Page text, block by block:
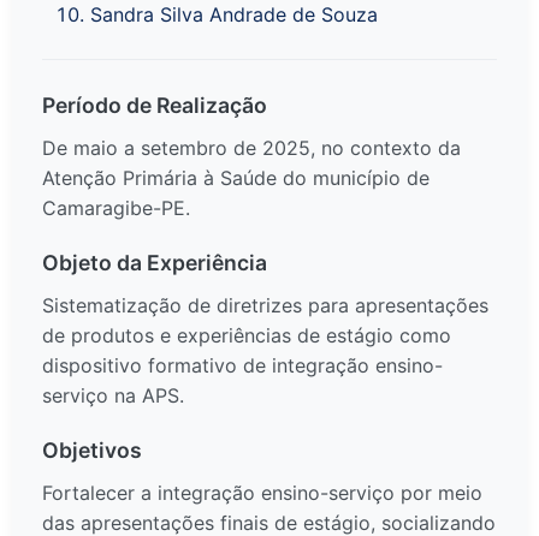
Sandra Silva Andrade de Souza
Período de Realização
De maio a setembro de 2025, no contexto da
Atenção Primária à Saúde do município de
Camaragibe-PE.
Objeto da Experiência
Sistematização de diretrizes para apresentações
de produtos e experiências de estágio como
dispositivo formativo de integração ensino-
serviço na APS.
Objetivos
Fortalecer a integração ensino-serviço por meio
das apresentações finais de estágio, socializando